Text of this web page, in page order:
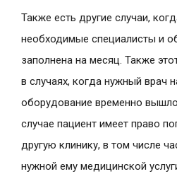
Также есть другие случаи,
необходимые специалисты и
заполнена на месяц. Также
в случаях, когда нужный врач
оборудование временно
случае пациент имеет право
другую клинику, в том числе
нужной ему медицинской